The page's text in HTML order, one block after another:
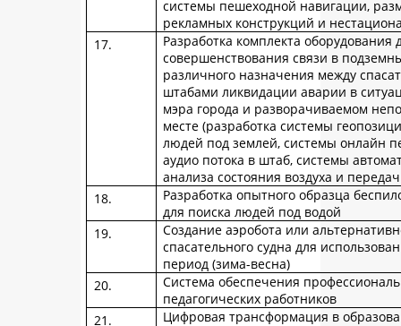
системы пешеходной навигации,
рекламных конструкций и
Разработка комплекта оборудования
совершенствования связи в
различного назначения между
штабами ликвидации аварии в
мэра города и разворачиваемом
месте (разработка системы
людей под землей, системы онлайн
аудио потока в штаб, системы
анализа состояния воздуха и
Разработка опытного образца
для поиска людей под водой
Создание аэробота или
спасательного судна для
период (зима-весна)
Система обеспечения
педагогических работников
Цифровая трансформация в